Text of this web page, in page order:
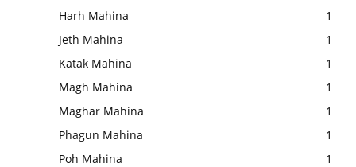
Harh Mahina
1
Jeth Mahina
1
Katak Mahina
1
Magh Mahina
1
Maghar Mahina
1
Phagun Mahina
1
Poh Mahina
1